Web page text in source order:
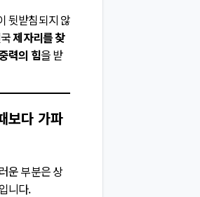
뒷받침되지 않
제자리를 찾
력의 힘을 받
보다 가파
운 부분은 상
니다.